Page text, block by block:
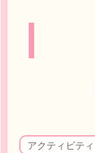
アクティビティ